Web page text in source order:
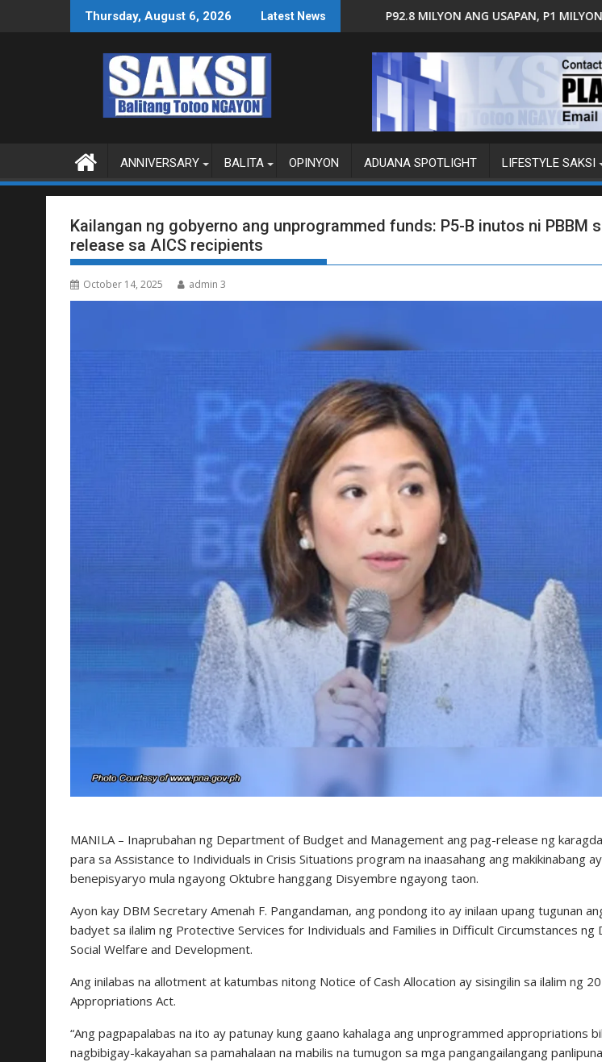
Thursday, August 6, 2026 Latest News
TALKS MAS PRODUKTIBO P92.8 MILYON ANG USAPAN, P1 MILYON ANG PIYANSA?
ANNIVERSARY BALITA OPINYON ADUANA SPOTLIGHT LIFESTYLE SAKSI
Kailangan ng gobyerno ang unprogrammed funds: P5-B inutos ni PBBM
release sa AICS recipients
October 14, 2025 admin 3
MANILA – Inaprubahan ng Department of Budget and Management ang pag-release ng
para sa Assistance to Individuals in Crisis Situations program na inaasahang ang makikinabang
benepisyaryo mula ngayong Oktubre hanggang Disyembre ngayong taon.
Ayon kay DBM Secretary Amenah F. Pangandaman, ang pondong ito ay inilaan upang tugunan
badyet sa ilalim ng Protective Services for Individuals and Families in Difficult Circumstances
Social Welfare and Development.
Ang inilabas na allotment at katumbas nitong Notice of Cash Allocation ay sisingilin sa ilalim ng
Appropriations Act.
“Ang pagpapalabas na ito ay patunay kung gaano kahalaga ang unprogrammed appropriations
nagbibigay-kakayahan sa pamahalaan na mabilis na tumugon sa mga pangangailangang